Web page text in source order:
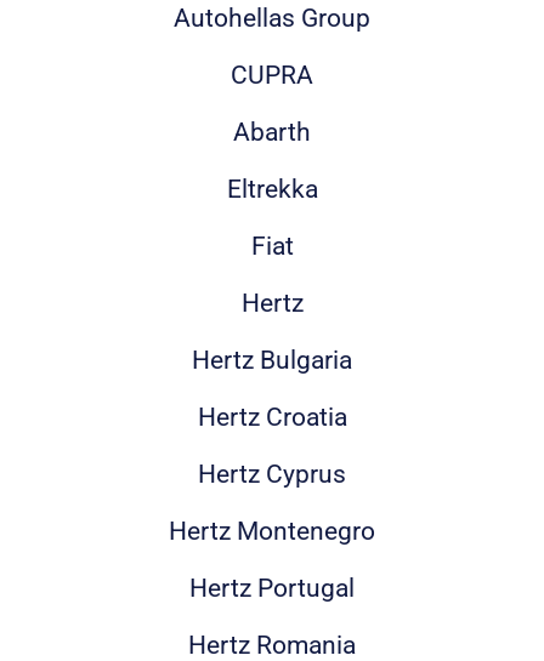
Autohellas Group
CUPRA
Abarth
Eltrekka
Fiat
Hertz
Hertz Bulgaria
Hertz Croatia
Hertz Cyprus
Hertz Montenegro
Hertz Portugal
Hertz Romania